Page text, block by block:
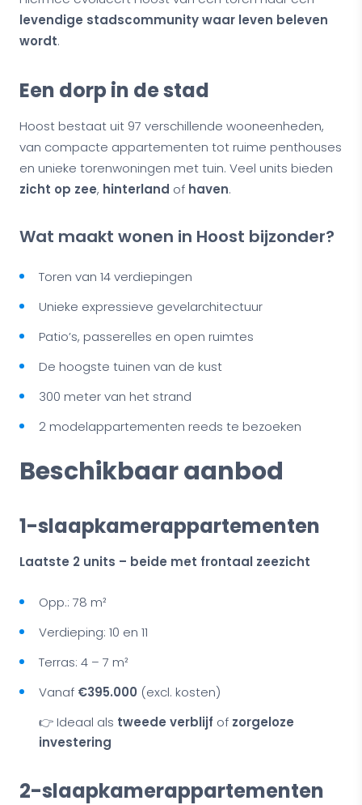
levendige stadscommunity waar leven beleven
wordt.
Een dorp in de stad
Hoost bestaat uit 97 verschillende wooneenheden,
van compacte appartementen tot ruime penthouses
en unieke torenwoningen met tuin. Veel units bieden
zicht op zee, hinterland of haven.
Wat maakt wonen in Hoost bijzonder?
Toren van 14 verdiepingen
Unieke expressieve gevelarchitectuur
Patio’s, passerelles en open ruimtes
De hoogste tuinen van de kust
300 meter van het strand
2 modelappartementen reeds te bezoeken
Beschikbaar aanbod
1-slaapkamerappartementen
Laatste 2 units – beide met frontaal zeezicht
Opp.: 78 m²
Verdieping: 10 en 11
Terras: 4 – 7 m²
Vanaf €395.000 (excl. kosten)
👉 Ideaal als tweede verblijf of zorgeloze
investering
2-slaapkamerappartementen